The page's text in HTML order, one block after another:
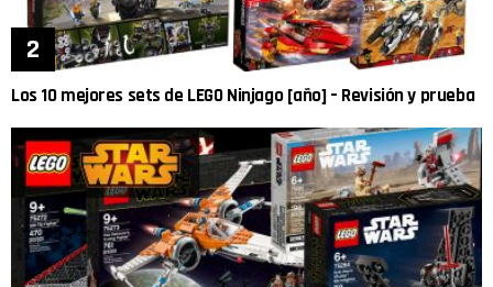
Los 10 mejores sets de LEGO Ninjago [año] – Revisión y prueba